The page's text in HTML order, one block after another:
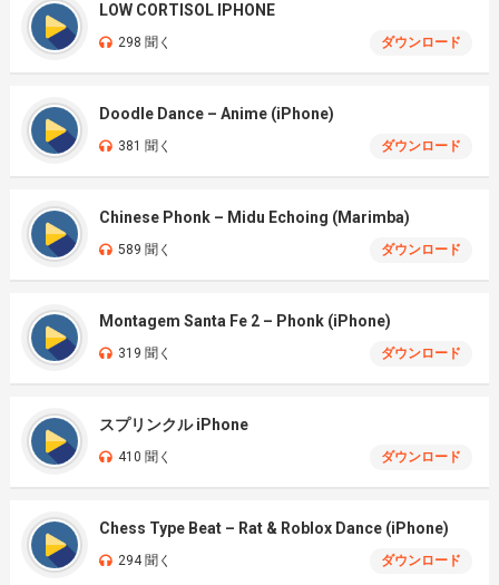
LOW CORTISOL IPHONE
298 聞く ダウンロード
Doodle Dance – Anime (iPhone)
381 聞く ダウンロード
Chinese Phonk – Midu Echoing (Marimba)
589 聞く ダウンロード
Montagem Santa Fe 2 – Phonk (iPhone)
319 聞く ダウンロード
スプリンクル iPhone
410 聞く ダウンロード
Chess Type Beat – Rat & Roblox Dance (iPhone)
294 聞く ダウンロード